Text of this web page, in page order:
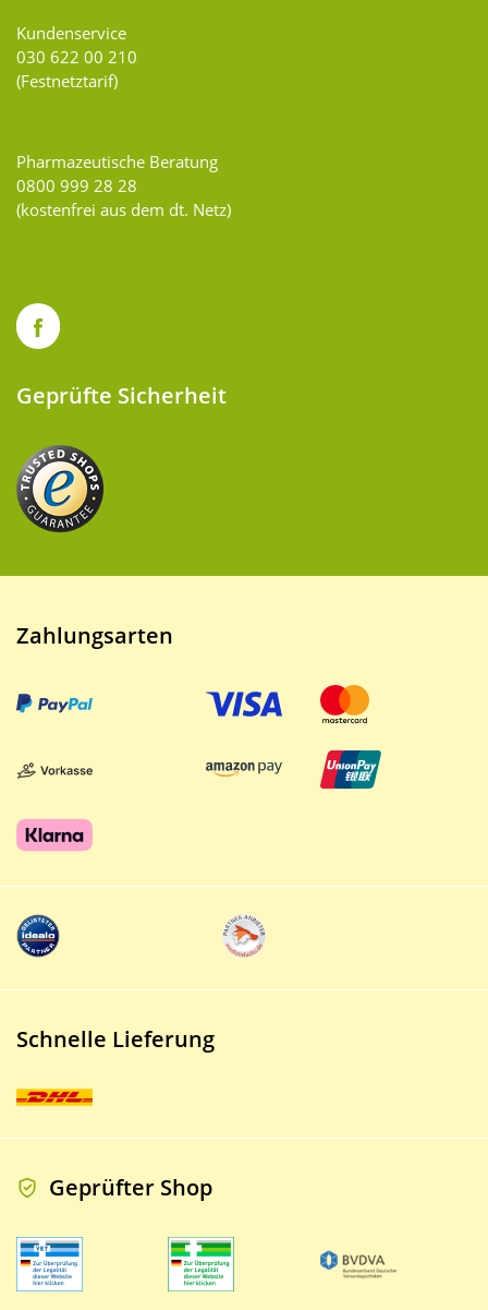
Kundenservice
030 622 00 210
(Festnetztarif)
Pharmazeutische Beratung
0800 999 28 28
(kostenfrei aus dem dt. Netz)
Geprüfte Sicherheit
Zahlungsarten
Schnelle Lieferung
Geprüfter Shop